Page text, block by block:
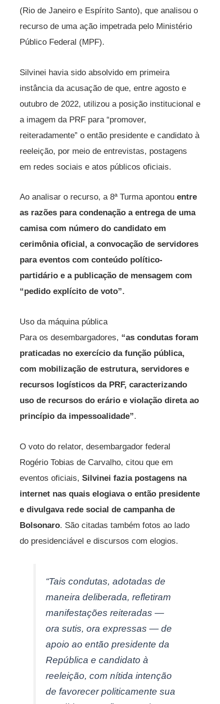
(Rio de Janeiro e Espírito Santo), que analisou o
recurso de uma ação impetrada pelo Ministério
Público Federal (MPF).
Silvinei havia sido absolvido em primeira
instância da acusação de que, entre agosto e
outubro de 2022, utilizou a posição institucional e
a imagem da PRF para “promover,
reiteradamente” o então presidente e candidato à
reeleição, por meio de entrevistas, postagens
em redes sociais e atos públicos oficiais.
Ao analisar o recurso, a 8ª Turma apontou entre
as razões para condenação a entrega de uma
camisa com número do candidato em
cerimônia oficial, a convocação de servidores
para eventos com conteúdo político-
partidário e a publicação de mensagem com
“pedido explícito de voto”.
Uso da máquina pública
Para os desembargadores, “as condutas foram
praticadas no exercício da função pública,
com mobilização de estrutura, servidores e
recursos logísticos da PRF, caracterizando
uso de recursos do erário e violação direta ao
princípio da impessoalidade”.
O voto do relator, desembargador federal
Rogério Tobias de Carvalho, citou que em
eventos oficiais, Silvinei fazia postagens na
internet nas quais elogiava o então presidente
e divulgava rede social de campanha de
Bolsonaro. São citadas também fotos ao lado
do presidenciável e discursos com elogios.
“Tais condutas, adotadas de
maneira deliberada, refletiram
manifestações reiteradas —
ora sutis, ora expressas — de
apoio ao então presidente da
República e candidato à
reeleição, com nítida intenção
de favorecer politicamente sua